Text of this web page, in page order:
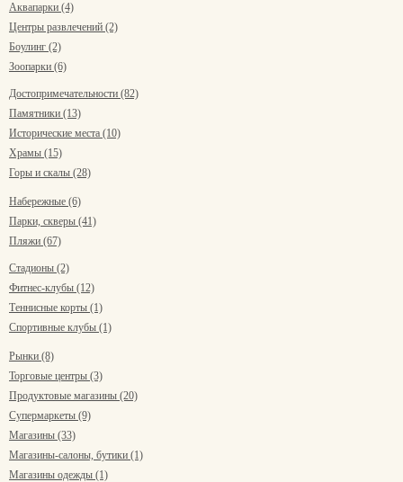
Аквапарки (4)
Центры развлечений (2)
Боулинг (2)
Зоопарки (6)
Достопримечательности (82)
Памятники (13)
Исторические места (10)
Храмы (15)
Горы и скалы (28)
Набережные (6)
Парки, скверы (41)
Пляжи (67)
Стадионы (2)
Фитнес-клубы (12)
Теннисные корты (1)
Спортивные клубы (1)
Рынки (8)
Торговые центры (3)
Продуктовые магазины (20)
Супермаркеты (9)
Магазины (33)
Магазины-салоны, бутики (1)
Магазины одежды (1)